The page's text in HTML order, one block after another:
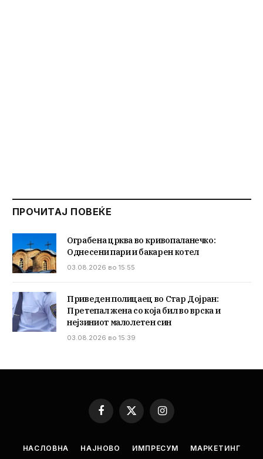
ПРОЧИТАЈ ПОВЕЌЕ
Ограбена црква во кривопаланечко:
Однесени пари и бакарен котел
03.08.2026 во 15:55
Приведен полицаец во Стар Дојран:
Претепал жена со која бил во врска и
нејзиниот малолетен син
03.08.2026 во 15:39
Facebook
X
(Twitter)
Instagram
НАСЛОВНА НАЈНОВО ИМПРЕСУМ МАРКЕТИНГ